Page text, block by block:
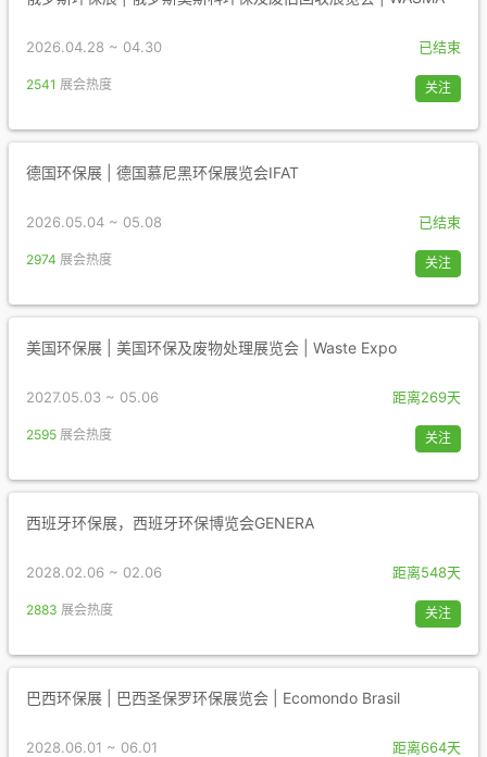
2026.04.28 ~ 04.30 已结束
2541 展会热度 关注
德国环保展 | 德国慕尼黑环保展览会IFAT
2026.05.04 ~ 05.08 已结束
2974 展会热度 关注
美国环保展 | 美国环保及废物处理展览会 | Waste Expo
2027.05.03 ~ 05.06 距离269天
2595 展会热度 关注
西班牙环保展，西班牙环保博览会GENERA
2028.02.06 ~ 02.06 距离548天
2883 展会热度 关注
巴西环保展 | 巴西圣保罗环保展览会 | Ecomondo Brasil
2028.06.01 ~ 06.01 距离664天